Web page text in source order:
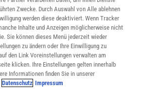
Zwecke. Durch Auswahl von Alle ablehnen
werden diese deaktiviert. Wenn Tracker
Inhalte und Anzeigen möglicherweise nicht
Sie können dieses Menü jederzeit wieder
zu ändern oder Ihre Einwilligung zu
den Link Voreinstellungen verwalten am
klicken. Ihre Einstellungen gelten innerhalb
Informationen finden Sie in unserer
Datenschutz Impressum